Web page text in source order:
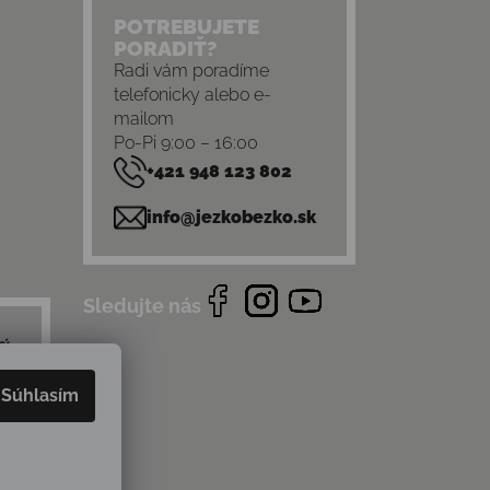
Súhlasím
POTREBUJETE
PORADIŤ?
Radi vám poradíme
telefonicky alebo e-
mailom
Po-Pi 9:00 – 16:00
+421 948 123 802
info@jezkobezko.sk
Sledujte nás